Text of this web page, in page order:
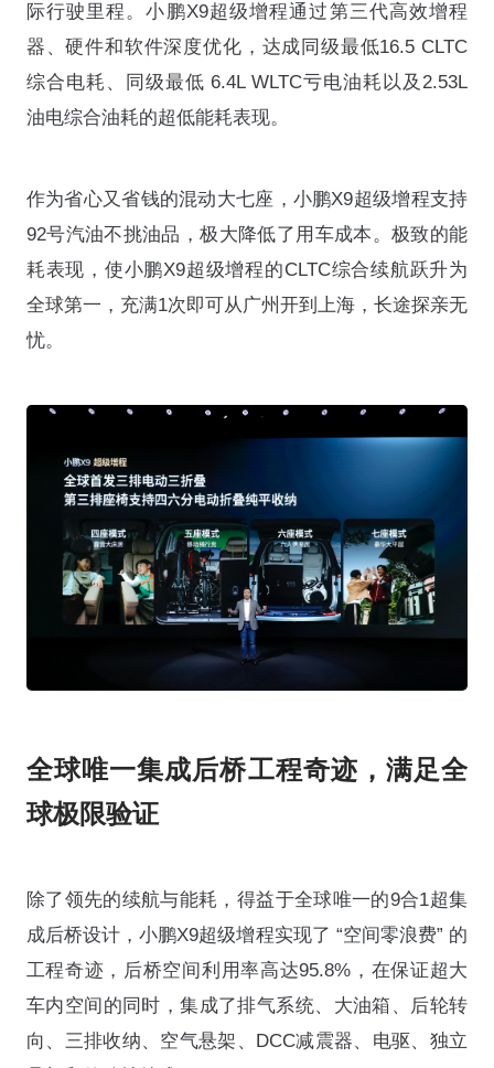
际行驶里程。小鹏X9超级增程通过第三代高效增程
器、硬件和软件深度优化，达成同级最低16.5 CLTC
综合电耗、同级最低 6.4L WLTC亏电油耗以及2.53L
油电综合油耗的超低能耗表现。
作为省心又省钱的混动大七座，小鹏X9超级增程支持
92号汽油不挑油品，极大降低了用车成本。极致的能
耗表现，使小鹏X9超级增程的CLTC综合续航跃升为
全球第一，充满1次即可从广州开到上海，长途探亲无
忧。
全球唯一集成后桥工程奇迹，满足全
球极限验证
除了领先的续航与能耗，得益于全球唯一的9合1超集
成后桥设计，小鹏X9超级增程实现了 “空间零浪费” 的
工程奇迹，后桥空间利用率高达95.8%，在保证超大
车内空间的同时，集成了排气系统、大油箱、后轮转
向、三排收纳、空气悬架、DCC减震器、电驱、独立